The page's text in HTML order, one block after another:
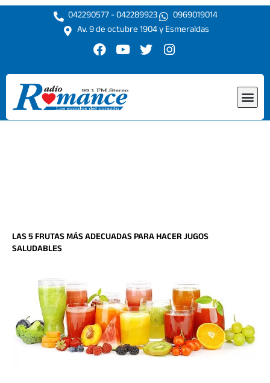
Ir
042290577 - 042289923
0969019014
Av. 9 de octubre 1904 y Esmeraldas
F
c
e
b
o
o
Y
u
t
u
b
e
T
i
r
I
s
r
LAS 5 FRUTAS MÁS ADECUADAS PARA HACER JUGOS
SALUDABLES